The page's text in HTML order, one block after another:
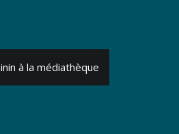
à la médiathèque